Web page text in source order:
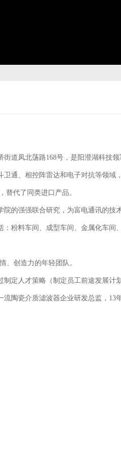
街道凤北荡路168号，是阳澄湖科技
卫通、相控阵雷达和电子对抗等领
替代了同类进口产品。
的强强联合研究，为富电通讯的技
粉料车间、成型车间、金属化车间
、创造力的年轻团队。
制定人才策略（制定员工前途发展
流陶瓷介质滤波器企业研发总监，